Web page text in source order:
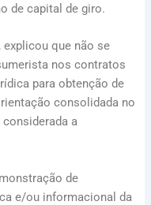
de capital de giro.
que não se
nos contratos
para obtenção de
consolidada no
a
de
e/ou informacional da